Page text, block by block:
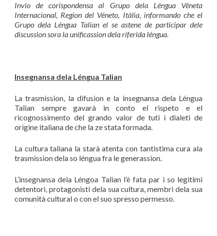
Invio de corispondensa al Grupo dela Léngua Vêneta
Internacional, Region del Véneto, Itàlia, informando che el
Grupo dela Léngua Talian el se astene de participar dele
discussion sora la unificassion dela riferida léngua.
Insegnansa dela Léngua Talian
La trasmission, la difusion e la insegnansa dela Léngua
Talian sempre gavarà in conto el rispeto e el
ricognossimento del grando valor de tuti i dialeti de
orìgine italiana de che la ze stata formada.
La cultura taliana la starà atenta con tantìstima cura ala
trasmission dela so léngua fra le generassion.
L’insegnansa dela Léngoa Talian l’è fata par i so legìtimi
detentori, protagonisti dela sua cultura, membri dela sua
comunità cultural o con el suo spresso permesso.